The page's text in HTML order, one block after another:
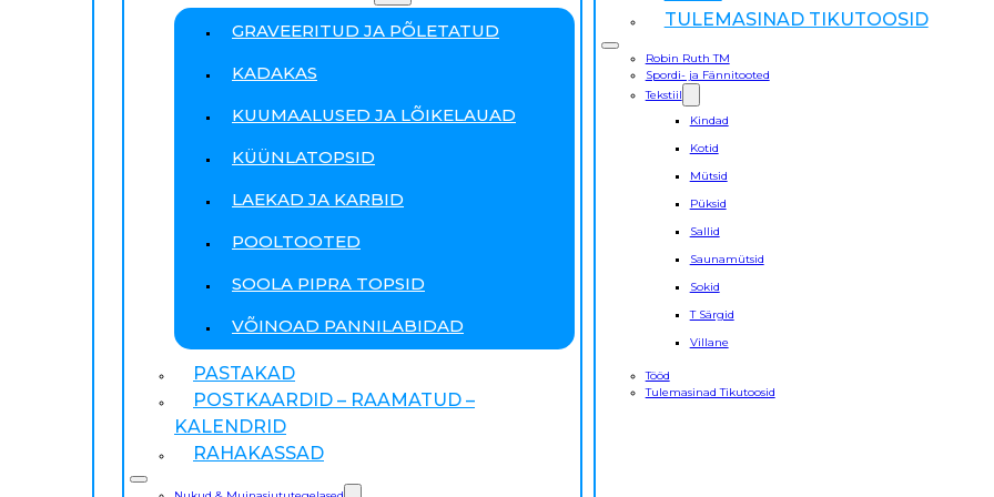
GRAVEERITUD JA PÕLETATUD
KADAKAS
KUUMAALUSED JA LÕIKELAUAD
KÜÜNLATOPSID
LAEKAD JA KARBID
POOLTOOTED
SOOLA PIPRA TOPSID
VÕINOAD PANNILABIDAD
PASTAKAD
POSTKAARDID – RAAMATUD –
KALENDRID
RAHAKASSAD
TULEMASINAD TIKUTOOSID
Robin Ruth TM
Spordi- ja Fännitooted
Tekstiil
Kindad
Kotid
Mütsid
Püksid
Sallid
Saunamütsid
Sokid
T Särgid
Villane
Tööd
Tulemasinad Tikutoosid